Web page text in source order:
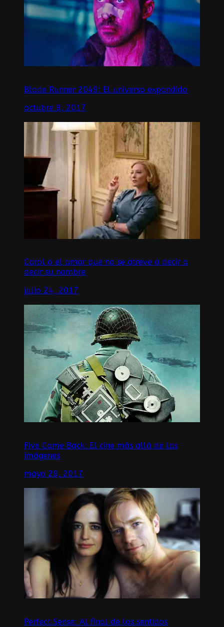
Blade Runner 2049: El universo expandido
octubre 9, 2017
Carol o el amor que no se atreve a decir a
decir su nombre
julio 24, 2017
Five Came Back: El cine más allá de las
imágenes
mayo 29, 2017
Perfect Sense: Al final de los sentidos